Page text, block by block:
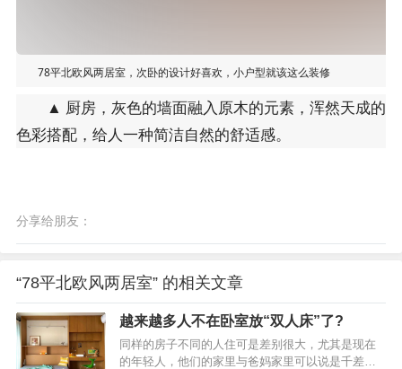
78平北欧风两居室，次卧的设计好喜欢，小户型就该这么装修
▲ 厨房，灰色的墙面融入原木的元素，浑然天成的
色彩搭配，给人一种简洁自然的舒适感。
分享给朋友：
“78平北欧风两居室” 的相关文章
越来越多人不在卧室放“双人床”了?
同样的房子不同的人住可是差别很大，尤其是现在
的年轻人，他们的家里与爸妈家里可以说是千差万